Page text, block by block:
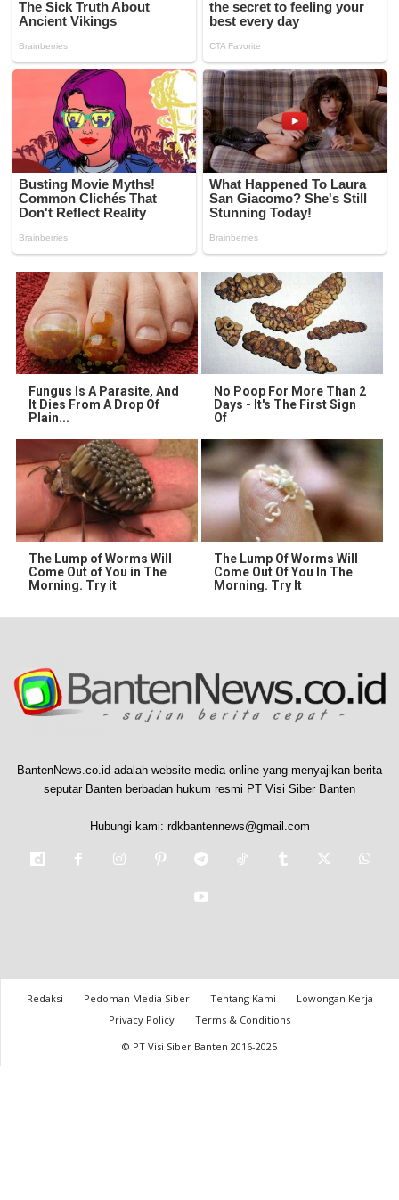
Fungus Is A Parasite, And
It Dies From A Drop Of
Plain...
No Poop For More Than 2
Days - It's The First Sign
Of
The Lump of Worms Will
Come Out of You in The
Morning. Try it
The Lump Of Worms Will
Come Out Of You In The
Morning. Try It
BantenNews.co.id adalah website media online yang menyajikan berita
seputar Banten berbadan hukum resmi PT Visi Siber Banten
Hubungi kami: rdkbantennews@gmail.com
Redaksi Pedoman Media Siber Tentang Kami
Lowongan Kerja
Privacy Policy
Terms & Conditions
© PT Visi Siber Banten 2016-2025